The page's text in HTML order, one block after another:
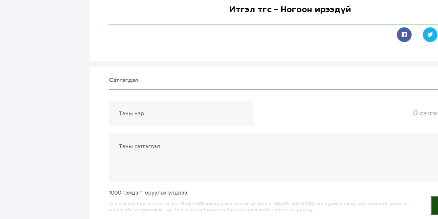
Итгэл төгс – Ногоон ирээдүй
Сэтгэгдэл
0
1000 тэмдэгт оруулах үлдлээ.
Уншигчдын бичсэн сэтгэгдэлд Medee.MN хариуцлага хүлээхгүй болно. Манай сайт ХХЗХ-ны журмын дагуу зүй зохисгүй зарим үг,
хэллэгийг хязгаарласан тул Та сэтгэгдэл бичихдээ бусдын эрх ашгийг хүндэтгэн үзнэ үү.